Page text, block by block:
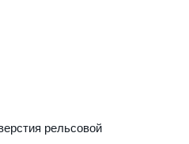
рельсовой